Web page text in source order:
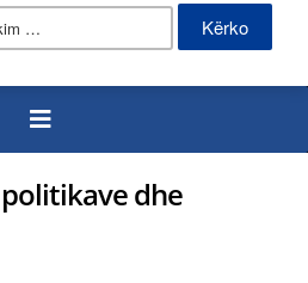
Kërko
dhe